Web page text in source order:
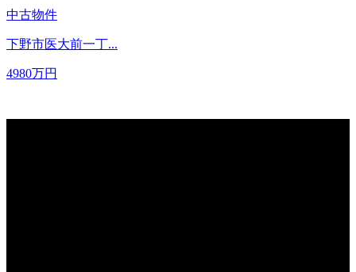
中古物件
下野市医大前一丁...
4980万円